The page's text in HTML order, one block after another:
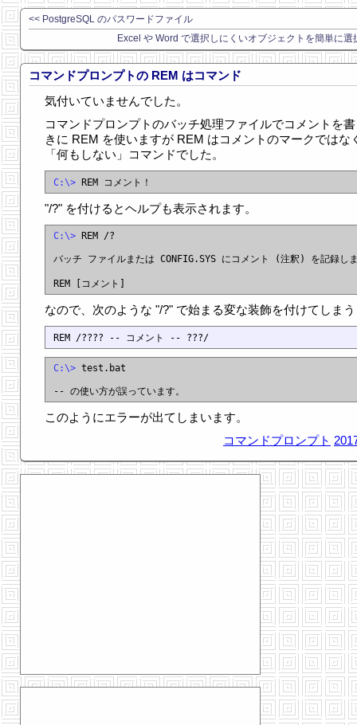
<< PostgreSQL のパスワードファイル
Excel や Word で選択しにくいオブジェクトを簡単に選
コマンドプロンプトの REM はコマンド
気付いていませんでした。
コマンドプロンプトのバッチ処理ファイルでコメントを
きに REM を使いますが REM はコメントのマークではな
「何もしない」コマンドでした。
C:\>
"/?" を付けるとヘルプも表示されます。
C:\> REM /?
バッチ ファイルまたは CONFIG.SYS にコメント (注釈) を記録し
なので、次のような "/?" で始まる変な装飾を付けてしま
C:\> test.bat
このようにエラーが出てしまいます。
コマンドプロンプト